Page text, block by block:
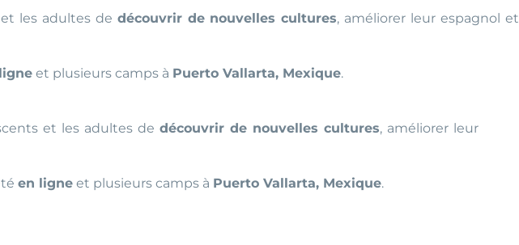
les adultes de découvrir de nouvelles cultures, améliorer leur espagnol et
et plusieurs camps à Puerto Vallarta, Mexique.
et les adultes de découvrir de nouvelles cultures, améliorer leur
en ligne et plusieurs camps à Puerto Vallarta, Mexique.